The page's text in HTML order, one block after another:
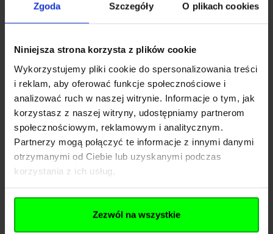
Zgoda Szczegóły O plikach cookies
Niniejsza strona korzysta z plików cookie
Wykorzystujemy pliki cookie do spersonalizowania treści
i reklam, aby oferować funkcje społecznościowe i
analizować ruch w naszej witrynie. Informacje o tym, jak
korzystasz z naszej witryny, udostępniamy partnerom
społecznościowym, reklamowym i analitycznym.
Partnerzy mogą połączyć te informacje z innymi danymi
otrzymanymi od Ciebie lub uzyskanymi podczas
korzystania z ich usług.
Zezwól na wszystkie
Corporation
Importer
Nazwa
Delta Optical
Kraj
Polska
Adres
Kod pocztowy
05-300
Mińsk Mazowiecki